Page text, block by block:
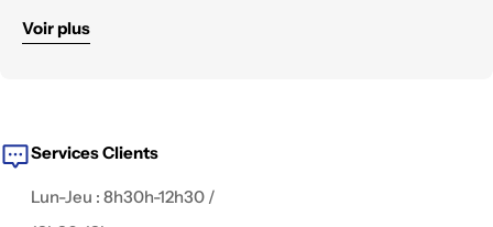
renouvelé.
Nous mettons à disposition des équipements
digital.
Voir plus
Services Clients
Lun-Jeu : 8h30h-12h30 /